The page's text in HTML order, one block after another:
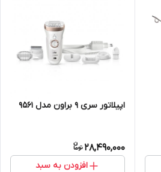
اپیلاتور سری 9 براون مدل 9561
28,490,000
افزودن به سبد